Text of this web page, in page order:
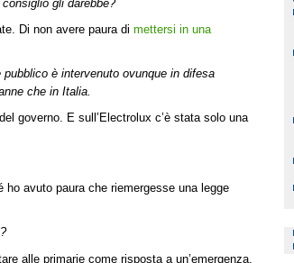
gli darebbe?
Di non avere paura di mettersi in una
è intervenuto ovunque in difesa
che in Italia.
governo. E sull’Electrolux c’è stata solo una
ho avuto paura che riemergesse una legge
alle primarie come risposta a un’emergenza,